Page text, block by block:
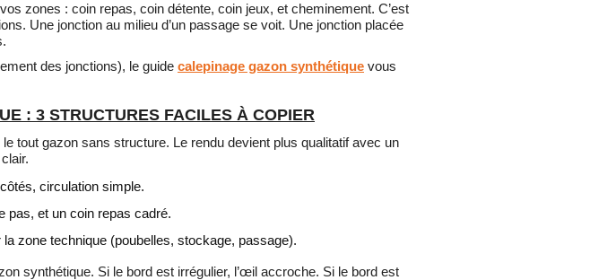
zones : coin repas, coin détente, coin jeux, et cheminement. C’est
Une jonction au milieu d’un passage se voit. Une jonction placée
des jonctions), le guide calepinage gazon synthétique vous
: 3 STRUCTURES FACILES À COPIER
tout gazon sans structure. Le rendu devient plus qualitatif avec un
circulation simple.
pas, et un coin repas cadré.
zone technique (poubelles, stockage, passage).
synthétique. Si le bord est irrégulier, l’œil accroche. Si le bord est